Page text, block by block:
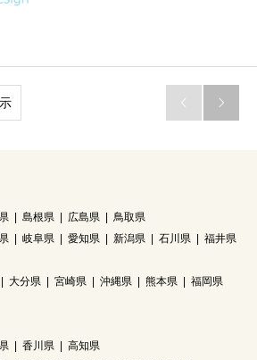
 
島根県 広島県
鳥取県
岐阜県 愛知県 新潟県 石川県
福井県
大分県 宮崎県 沖縄県 熊本県
福岡県
香川県
高知県